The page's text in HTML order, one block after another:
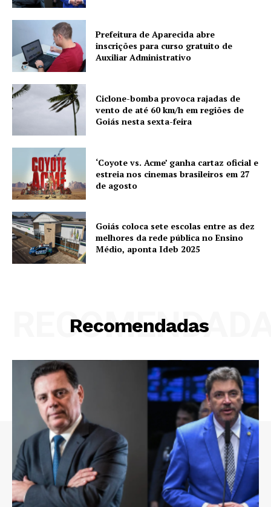
Prefeitura de Aparecida abre
inscrições para curso gratuito de
Auxiliar Administrativo
Ciclone-bomba provoca rajadas de
vento de até 60 km/h em regiões de
Goiás nesta sexta-feira
‘Coyote vs. Acme’ ganha cartaz oficial e
estreia nos cinemas brasileiros em 27
de agosto
Goiás coloca sete escolas entre as dez
melhores da rede pública no Ensino
Médio, aponta Ideb 2025
Recomendadas